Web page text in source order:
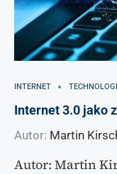
INTERNET
Internet 3.0 jako
Autor: Martin
Autor: Martin